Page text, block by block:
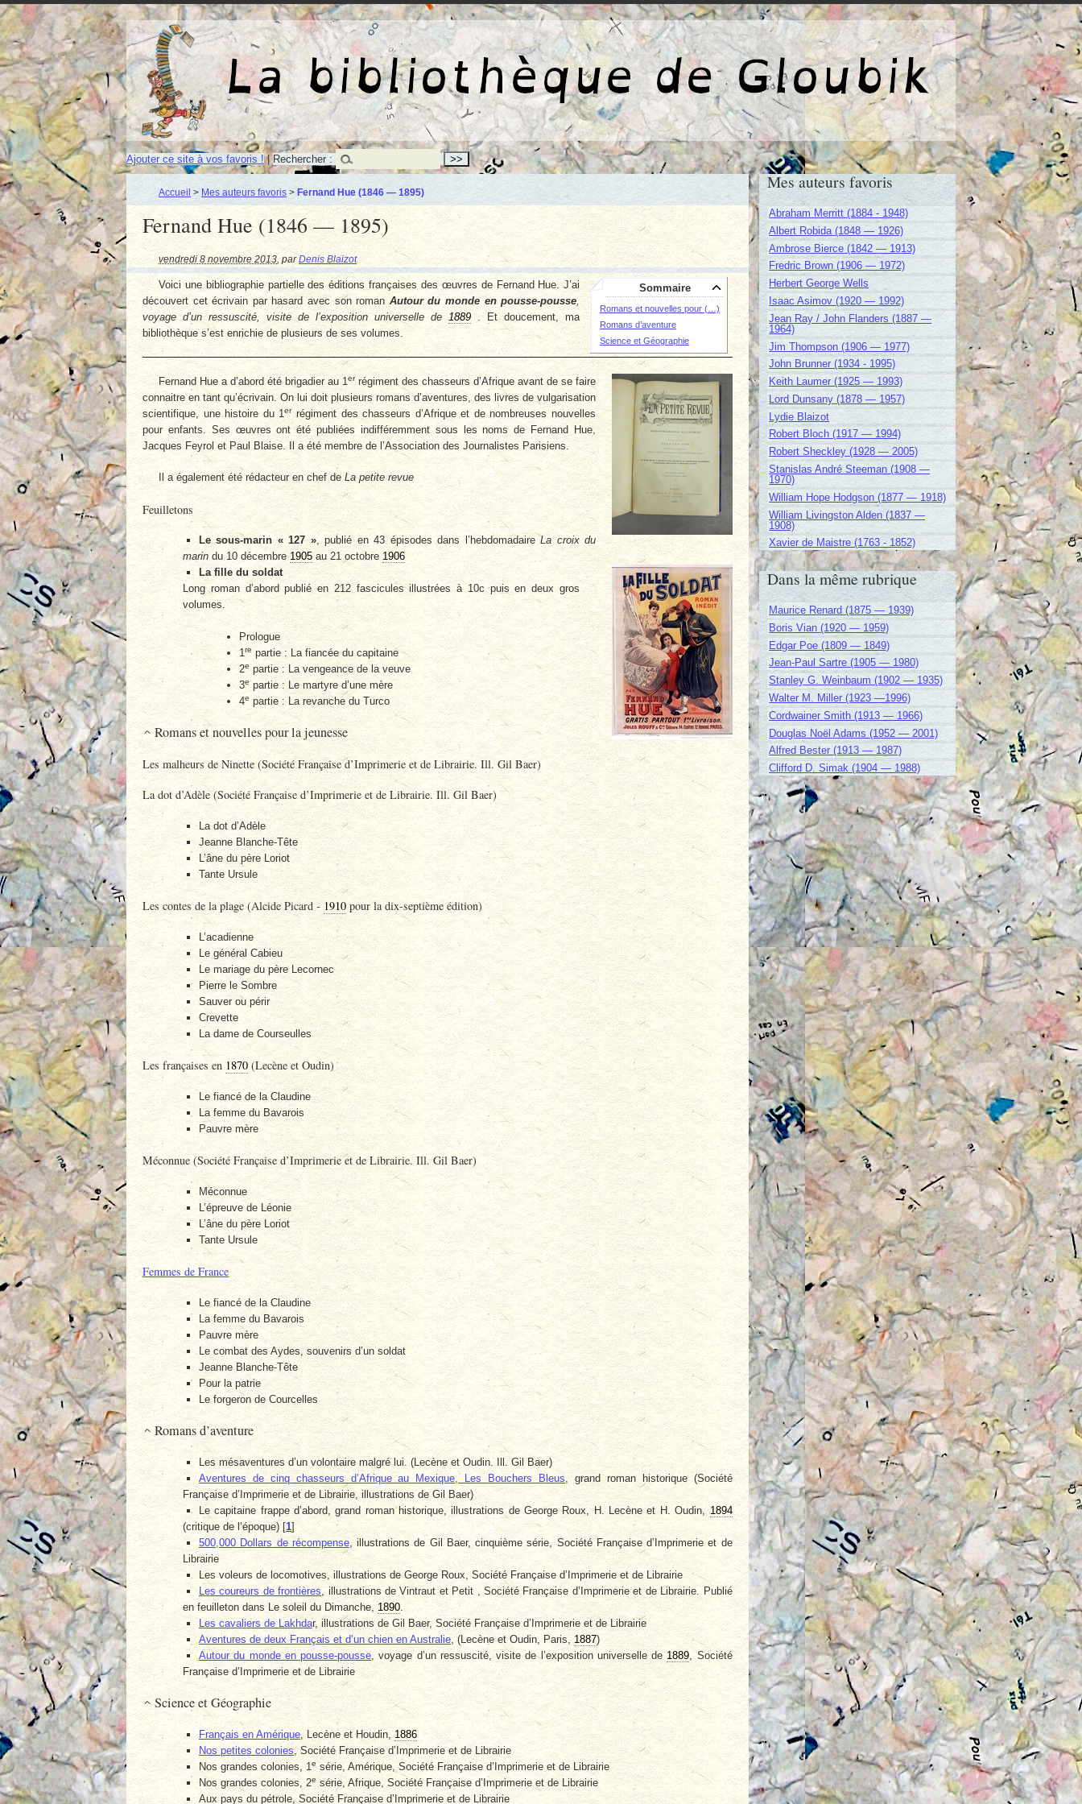
La bibliothèque de Gloubik
Ajouter ce site à vos favoris !|Rechercher :
Accueil > Mes auteurs favoris > Fernand Hue (1846 — 1895)
Fernand Hue (1846 — 1895)
vendredi 8 novembre 2013 parDenis Blaizot
Sommaire
Romans et nouvelles pour (…)
Romans d’aventure
Science et Géographie
Voici une bibliographie partielle des éditions françaises des œuvres de Fernand Hue. J’ai
découvert cet écrivain par hasard avec son roman Autour du monde en pousse-pousse
voyage d’un ressuscité, visite de l’exposition universelle de1889
. Et doucement, ma
bibliothèque s’est enrichie de plusieurs de ses volumes.
Fernand Hue a d’abord été brigadier au 1errégiment des chasseurs d’Afrique avant de se faire
connaitre en tant qu’écrivain. On lui doit plusieurs romans d’aventures, des livres de vulgarisation
scientifique, une histoire du 1errégiment des chasseurs d’Afrique et de nombreuses nouvelles
pour enfants. Ses œuvres ont été publiées indifféremment sous les noms de Fernand Hue,
Jacques Feyrol et Paul Blaise. Il a été membre de l’Association des Journalistes Parisiens.
Il a également été rédacteur en chef de La petite revue
Feuilletons
Le sous-marin « 127 », publié en 43 épisodes dans l’hebdomadaireLa croix du
marin du 10 décembre 1905 au 21 octobre 1906
La fille du soldat
Long roman d’abord publié en 212 fascicules illustrées à 10c puis en deux gros
volumes.
Prologue
1re partie : La fiancée du capitaine
2epartie : La vengeance de la veuve
3e partie : Le martyre d’une mère
4e partie : La revanche du Turco
Romans et nouvelles pour la jeunesse
Les malheurs de Ninette (Société Française d’Imprimerie et de Librairie. Ill. Gil Baer)
La dot d’Adèle (Société Française d’Imprimerie et de Librairie. Ill. Gil Baer)
La dot d’Adèle
Jeanne Blanche-Tête
L’âne du père Loriot
Tante Ursule
Les contes de la plage (Alcide Picard - 1910 pour la dix-septième édition)
L’acadienne
Le général Cabieu
Le mariage du père Lecornec
Pierre le Sombre
Sauver ou périr
Crevette
La dame de Courseulles
Les françaises en 1870 (Lecène et Oudin)
Le fiancé de la Claudine
La femme du Bavarois
Pauvre mère
Méconnue (Société Française d’Imprimerie et de Librairie. Ill. Gil Baer)
Méconnue
L’épreuve de Léonie
L’âne du père Loriot
Tante Ursule
Femmes de France
Le fiancé de la Claudine
La femme du Bavarois
Pauvre mère
Le combat des Aydes, souvenirs d’un soldat
Jeanne Blanche-Tête
Pour la patrie
Le forgeron de Courcelles
Romans d’aventure
Les mésaventures d’un volontaire malgré lui. (Lecène et Oudin. Ill. Gil Baer)
Aventures de cinq chasseurs d’Afrique au Mexique, Les Bouchers Bleus, grand roman historique (Société
Française d’Imprimerie et de Librairie, illustrations de Gil Baer)
Le capitaine frappe d’abord, grand roman historique, illustrations de George Roux, H. Lecène et H. Oudin, 1894
(critique de l’époque) [1]
500,000 Dollars de récompense, illustrations de Gil Baer, cinquième série, Société Française d’Imprimerie et de
Librairie
Les voleurs de locomotives, illustrations de George Roux, Société Française d’Imprimerie et de Librairie
Les coureurs de frontières , illustrations de Vintraut et Petit , Société Française d’Imprimerie et de Librairie. Publié
en feuilleton dans Le soleil du Dimanche,1890
Les cavaliers de Lakhdar, illustrations de Gil Baer, Société Française d’Imprimerie et de Librairie
Aventures de deux Français et d’un chien en Australie, (Lecène et Oudin, Paris, 1887)
Autour du monde en pousse-pousse , voyage d’un ressuscité, visite de l’exposition universelle de1889 , Société
Française d’Imprimerie et de Librairie
Science et Géographie
Français en Amérique , Lecène et Houdin, 1886
Nos petites colonies, Société Française d’Imprimerie et de Librairie
Nos grandes colonies, 1esérie, Amérique, Société Française d’Imprimerie et de Librairie
Nos grandes colonies, 2esérie, Afrique, Société Française d’Imprimerie et de Librairie
Aux pays du pétrole, Société Française d’Imprimerie et de Librairie
Mes auteurs favoris
Abraham Merritt (1884 - 1948)
Albert Robida (1848 — 1926)
Ambrose Bierce (1842 — 1913)
Fredric Brown (1906 — 1972)
Herbert George Wells
Isaac Asimov (1920 — 1992)
Jean Ray / John Flanders (1887 —
1964)
Jim Thompson (1906 — 1977)
John Brunner (1934 - 1995)
Keith Laumer (1925 — 1993)
Lord Dunsany (1878 — 1957)
Lydie Blaizot
Robert Bloch (1917 — 1994)
Robert Sheckley (1928 — 2005)
Stanislas André Steeman (1908 —
1970)
William Hope Hodgson (1877 — 1918)
William Livingston Alden (1837 —
1908)
Xavier de Maistre (1763 - 1852)
Dans la même rubrique
Maurice Renard (1875 — 1939)
Boris Vian (1920 — 1959)
Edgar Poe (1809 — 1849)
Jean-Paul Sartre (1905 — 1980)
Stanley G. Weinbaum (1902 — 1935)
Walter M. Miller (1923 —1996)
Cordwainer Smith (1913 — 1966)
Douglas Noël Adams (1952 — 2001)
Alfred Bester (1913 — 1987)
Clifford D. Simak (1904 — 1988)